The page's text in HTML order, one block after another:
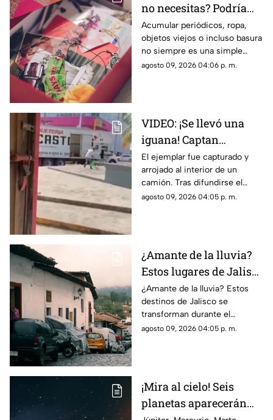
no necesitas? Podría
haber algo más detrás
Acumular periódicos, ropa,
objetos viejos o incluso basura
no siempre es una simple
costumbre. En algunos casos,
agosto 09, 2026 04:06 p. m.
VIDEO: ¡Se llevó una
iguana! Captan
presunto robo en
Tuxpan y reportan
detención
El ejemplar fue capturado y
arrojado al interior de un
camión. Tras difundirse el
video, autoridades
agosto 09, 2026 04:05 p. m.
¿Amante de la lluvia?
Estos lugares de Jalisco
se disfrutan más
durante el temporal
¿Amante de la lluvia? Estos
destinos de Jalisco se
transforman durante el
temporal y ofrecen paisajes
agosto 09, 2026 04:05 p. m.
¡Mira al cielo! Seis
planetas aparecerán